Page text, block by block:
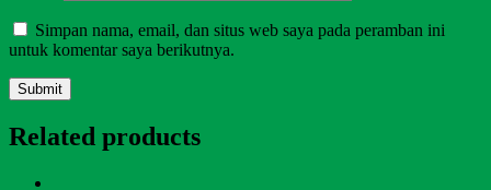
Simpan nama, email, dan situs web saya pada peramban ini
untuk komentar saya berikutnya.
Related products